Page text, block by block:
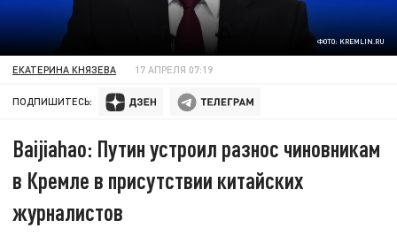
ФОТО: KREMLIN.RU
ЕКАТЕРИНА КНЯЗЕВА 17 АПРЕЛЯ 07:19
ПОДПИШИТЕСЬ:
Baijiahao: Путин устроил разнос чиновникам
в Кремле в присутствии китайских
журналистов